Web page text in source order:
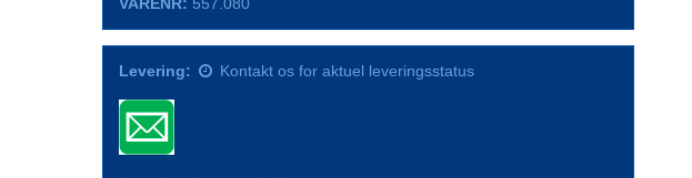
VARENR: 557.080
Levering: Kontakt os for aktuel leveringsstatus